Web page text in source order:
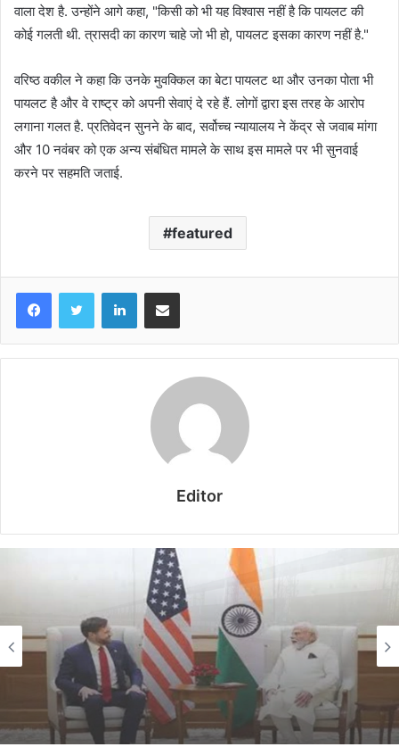
वाला देश है. उन्होंने आगे कहा, "किसी को भी यह विश्वास नहीं है कि पायलट की
कोई गलती थी. त्रासदी का कारण चाहे जो भी हो, पायलट इसका कारण नहीं है."
वरिष्ठ वकील ने कहा कि उनके मुवक्किल का बेटा पायलट था और उनका पोता भी
पायलट है और वे राष्ट्र को अपनी सेवाएं दे रहे हैं. लोगों द्वारा इस तरह के आरोप
लगाना गलत है. प्रतिवेदन सुनने के बाद, सर्वोच्च न्यायालय ने केंद्र से जवाब मांगा
और 10 नवंबर को एक अन्य संबंधित मामले के साथ इस मामले पर भी सुनवाई
करने पर सहमति जताई.
featured
LinkedInShare via Email
Editor
देश
August 9, 2026
PM मोदी और JD वेंस की अहम बातचीत, भारत-अमेरिका
रणनीतिक साझेदारी पर हुई चर्चा